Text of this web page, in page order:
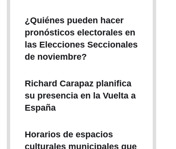
¿Quiénes pueden hacer
pronósticos electorales en
las Elecciones Seccionales
de noviembre?
Richard Carapaz planifica
su presencia en la Vuelta a
España
Horarios de espacios
culturales municipales que